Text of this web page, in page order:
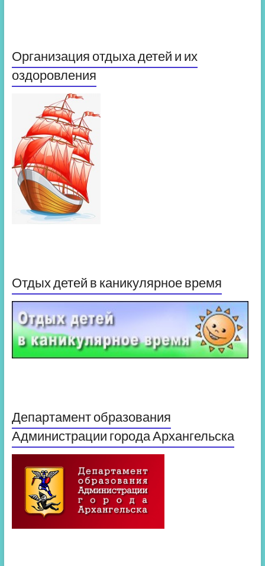
Организация отдыха детей и их
оздоровления
Отдых детей в каникулярное время
Департамент образования
Администрации города Архангельска